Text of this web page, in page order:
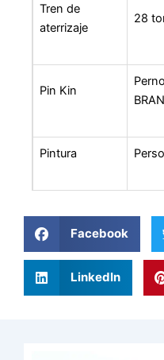
Tren de
aterrizaje
28
Pin Kin
Pintura
Facebook
LinkedIn